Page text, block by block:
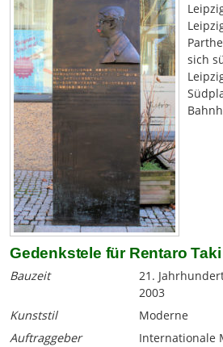
sich
Gedenkstele für Rentaro
Bauzeit
21.
2003
Kunststil
Moderne
Auftraggeber
Internationale